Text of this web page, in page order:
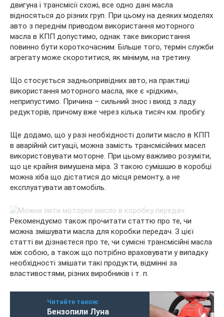
двигуна і трансмісії схожі, все одно дані масла
відносяться до різних груп. При цьому на деяких моделях
авто з переднім приводом використання моторного
масла в КПП допустимо, однак таке використання
повинно бути короткочасним. Більше того, термін служби
агрегату може скоротитися, як мінімум, на третину.
Що стосується задньопривідних авто, на практиці
використання моторного масла, яке є «рідким»,
неприпустимо. Причина – сильний знос і вихід з ладу
редукторів, причому вже через кілька тисяч км. пробігу.
Ще додамо, що у разі необхідності долити масло в КПП
в аварійній ситуації, можна замість трансмісійних масел
використовувати моторне. При цьому важливо розуміти,
що це крайня вимушена міра. З такою сумішшю в коробці
можна хіба що дістатися до місця ремонту, а не
експлуатувати автомобіль.
Рекомендуємо також прочитати статтю про те, чи
можна змішувати масла для коробки передач. З цієї
статті ви дізнаєтеся про те, чи сумісні трансмісійні масла
між собою, а також що потрібно враховувати у випадку
необхідності змішати такі продукти, відмінні за
властивостями, різних виробників і т. п.
Читайте також:
Бензопили Луна